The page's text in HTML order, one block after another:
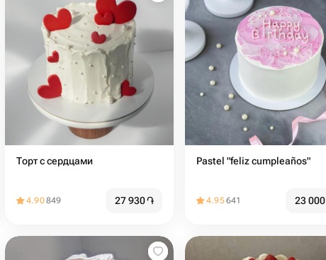
Торт с сердцами️
4.90849 27 930֏
Pastel "feliz cumpleaños"
4.95641 23 000